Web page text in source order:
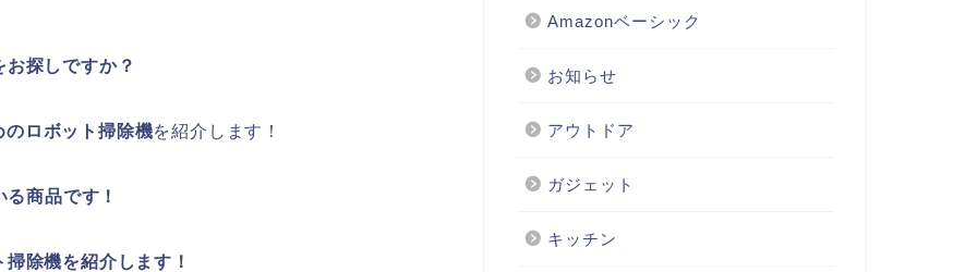
探しですか？
ロボット掃除機を紹介します！
商品です！
除機を紹介します！
Amazonベーシック
お知らせ
アウトドア
ガジェット
キッチン